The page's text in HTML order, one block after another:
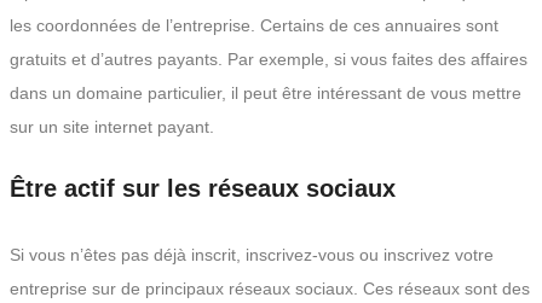
les coordonnées de l’entreprise. Certains de ces annuaires sont
gratuits et d’autres payants. Par exemple, si vous faites des affaires
dans un domaine particulier, il peut être intéressant de vous mettre
sur un site internet payant.
Être actif sur les réseaux sociaux
Si vous n’êtes pas déjà inscrit, inscrivez-vous ou inscrivez votre
entreprise sur de principaux réseaux sociaux. Ces réseaux sont des